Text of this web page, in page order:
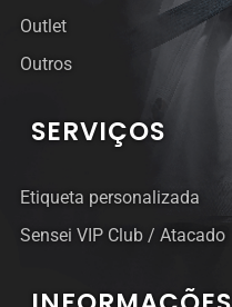
Outlet
Outros
SERVIÇOS
Etiqueta personalizada
Sensei VIP Club / Atacado